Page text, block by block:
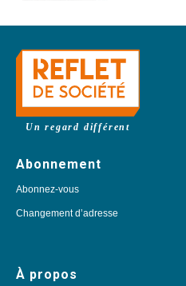
Un regard différent
Abonnement
Abonnez-vous
Changement d’adresse
À propos